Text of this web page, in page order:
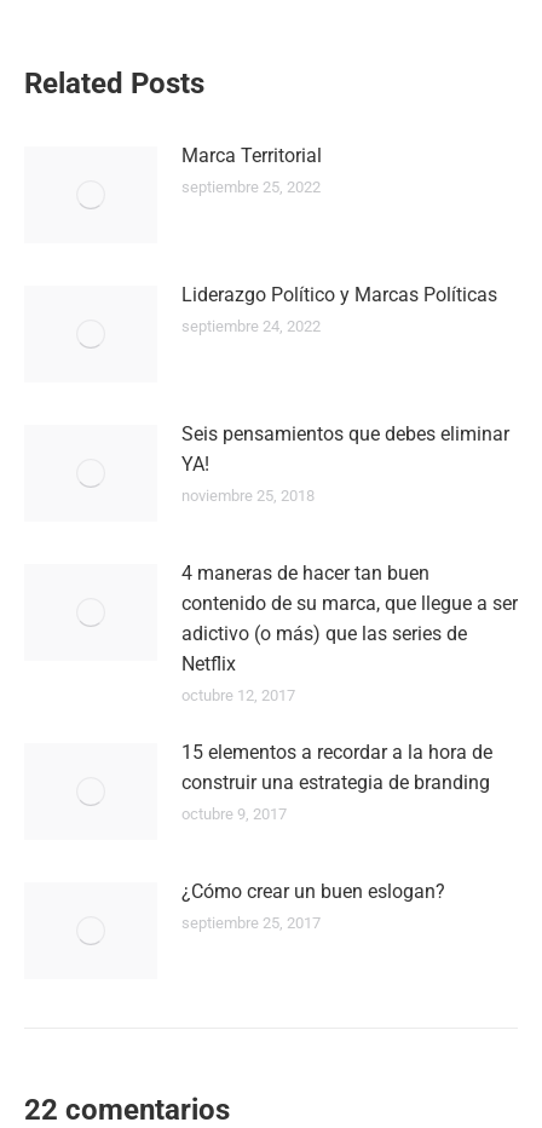
Navegación
publicaciones
Related Posts
Marca Territorial
septiembre 25, 2022
Liderazgo Político y Marcas Políticas
septiembre 24, 2022
Seis pensamientos que debes eliminar
YA!
noviembre 25, 2018
4 maneras de hacer tan buen
contenido de su marca, que llegue a ser
adictivo (o más) que las series de
Netflix
octubre 12, 2017
15 elementos a recordar a la hora de
construir una estrategia de branding
octubre 9, 2017
¿Cómo crear un buen eslogan?
septiembre 25, 2017
22 comentarios